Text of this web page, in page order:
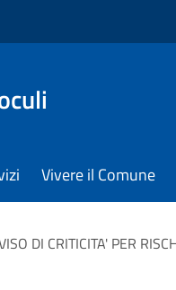
Vivere il Comune
DI CRITICITA' PER